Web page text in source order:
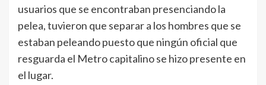
usuarios que se encontraban presenciando la
pelea, tuvieron que separar a los hombres que se
estaban peleando puesto que ningún oficial que
resguarda el Metro capitalino se hizo presente en
el lugar.